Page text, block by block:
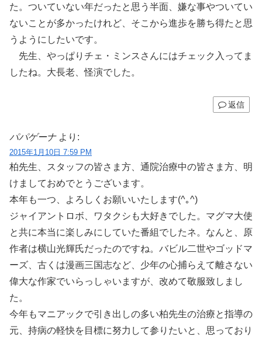
た。ついていない年だったと思う半面、嫌な事やついてい
ないことが多かったけれど、そこから進歩を勝ち得たと思
うようにしたいです。
先生、やっぱりチェ・ミンスさんにはチェック入ってま
したね。大長老、怪演でした。
返信
パパゲーナ より:
2015年1月10日 7:59 PM
柏先生、スタッフの皆さま方、通院治療中の皆さま方、明
けましておめでとうございます。
本年も一つ、よろしくお願いいたします(^｡^)
ジャイアントロボ、ワタクシも大好きでした。マグマ大使
と共に本当に楽しみにしていた番組でしたネ。なんと、原
作者は横山光輝氏だったのですね。バビル二世やゴッドマ
ーズ、古くは漫画三国志など、少年の心捕らえて離さない
偉大な作家でいらっしゃいますが、改めて敬服致しまし
た。
今年もマニアックで引き出しの多い柏先生の治療と指導の
元、持病の軽快を目標に努力して参りたいと、思っており